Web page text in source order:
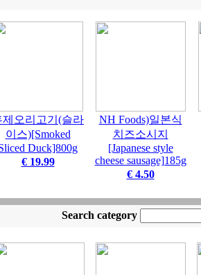
제오리고기(슬라
이스)[Smoked
Duck]800g
€ 19.99
NH Foods)일본식
치즈소시지
[Japanese style
cheese sausage]185g
€ 4.50
Search category